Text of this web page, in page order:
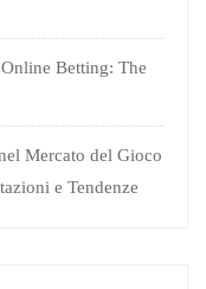
Betting: The
Mercato del Gioco
e Tendenze